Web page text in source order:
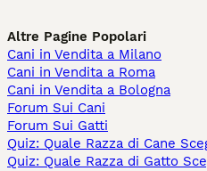
Altre Pagine Popolari
Cani in Vendita a Milano
Cani in Vendita a Roma
Cani in Vendita a Bologna
Forum Sui Cani
Forum Sui Gatti
Quiz: Quale Razza di Cane
Quiz: Quale Razza di Gatto